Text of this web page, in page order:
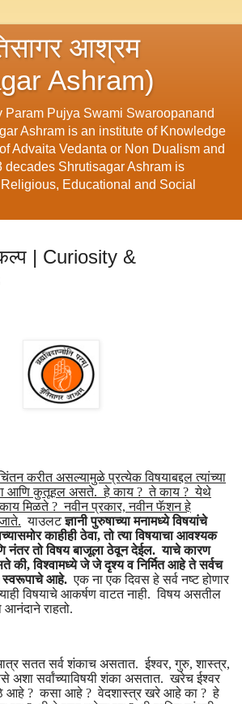
आश्रम
Ashram)
Param Pujya Swami Swaroopanand
Ashram is an institute of Knowledge
Advaita Vedanta or Non Dualism and
decades Shrutisagar Ashram is
Educational and Social
| Curiosity &
करीत असल्यामुळे प्रत्येक विषयाबद्दल त्यांच्या
आणि कुतूहल असते. हे काय ? ते काय ? येथे
मिळते ? नवीन प्रकार, नवीन फॅशन हे
याउलटज्ञानी पुरुषाच्या मनामध्ये विषयांचे
काहीही ठेवा, तो त्या विषयाचा आवश्यक
नंतर तो विषय बाजूला ठेवून देईल. याचे कारण
की, विश्वामध्ये जे जे दृश्य व निर्मित आहे ते सर्वच
स्वरूपाचे आहे. एक ना एक दिवस हे सर्व नष्ट होणार
विषयाचे आकर्षण वाटत नाही. विषय असतील
राहतो.
मात्र सतत सर्व शंकाच असतात. ईश्वर, गुरु, शास्त्र,
अशा सर्वांच्याविषयी शंका असतात. खरेच ईश्वर
आहे ? कसा आहे ? वेदशास्त्र खरे आहे का ? हे